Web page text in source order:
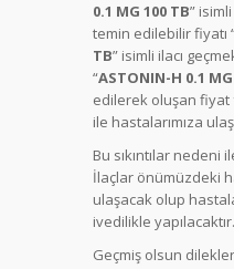
0.1 MG 100 TB”
temin edilebilir fiyatı
TB” isimli ilacı
“ASTONIN-H 0.1
edilerek oluşan fiyat
ile hastalarımıza
Bu sıkıntılar nedeni
İlaçlar önümüzdeki
ulaşacak olup
ivedilikle yapılacaktır.
Geçmiş olsun